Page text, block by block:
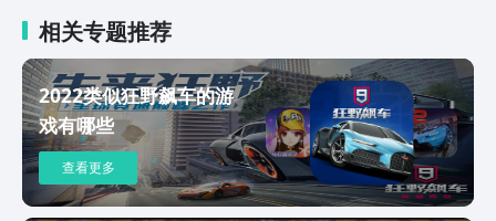
相关专题推荐
2022类似狂野飙车的游
戏有哪些
查看更多